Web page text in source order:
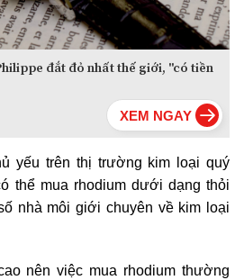
đắt đỏ nhất thế giới, "có tiền
yếu trên thị trường kim loại quý
thể mua rhodium dưới dạng thỏi
nhà môi giới chuyên về kim loại
nên việc mua rhodium thường